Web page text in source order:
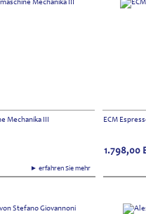
Mechanika III
► erfahren Sie mehr
ECM
1.798,00